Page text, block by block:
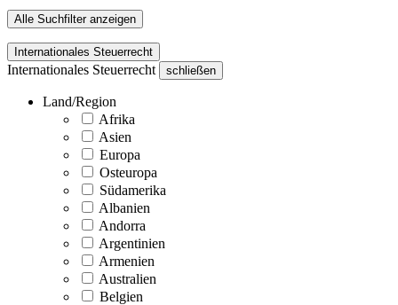
Alle Suchfilter anzeigen
Internationales Steuerrecht
Internationales Steuerrecht schließen
Land/Region
Afrika
Asien
Europa
Osteuropa
Südamerika
Albanien
Andorra
Argentinien
Armenien
Australien
Belgien